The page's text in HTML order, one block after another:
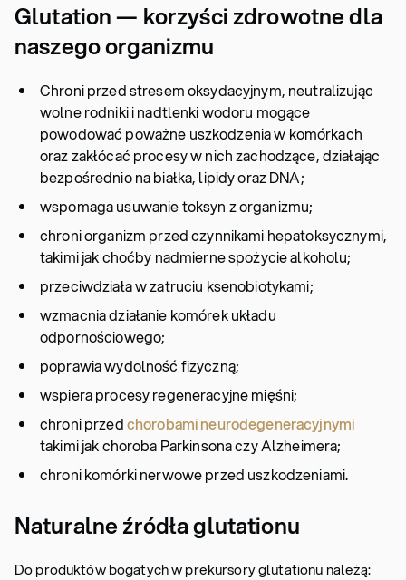
Glutation — korzyści zdrowotne dla
naszego organizmu
Chroni przed stresem oksydacyjnym, neutralizując
wolne rodniki i nadtlenki wodoru mogące
powodować poważne uszkodzenia w komórkach
oraz zakłócać procesy w nich zachodzące, działając
bezpośrednio na białka, lipidy oraz DNA;
wspomaga usuwanie toksyn z organizmu;
chroni organizm przed czynnikami hepatoksycznymi,
takimi jak choćby nadmierne spożycie alkoholu;
przeciwdziała w zatruciu ksenobiotykami;
wzmacnia działanie komórek układu
odpornościowego;
poprawia wydolność fizyczną;
wspiera procesy regeneracyjne mięśni;
chroni przedchorobami neurodegeneracyjnymi
takimi jak choroba Parkinsona czy Alzheimera;
chroni komórki nerwowe przed uszkodzeniami.
Naturalne źródła glutationu
Do produktów bogatych w prekursory glutationu należą: